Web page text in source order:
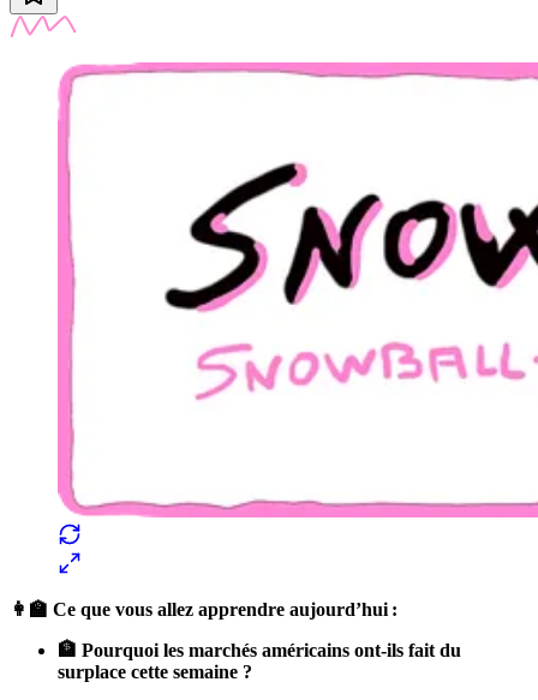
👩‍🏫 Ce que vous allez apprendre aujourd’hui :
🏦 Pourquoi les marchés américains ont-ils fait du
surplace cette semaine ?